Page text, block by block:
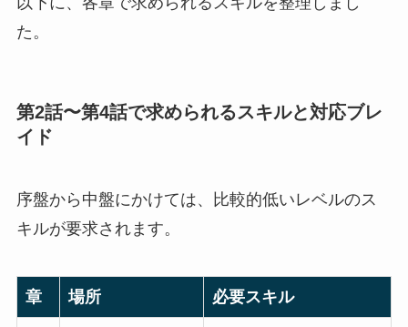
た。
第2話〜第4話で求められるスキルと対応ブレ
イド
序盤から中盤にかけては、比較的低いレベルのス
キルが要求されます。
章 場所 必要スキル